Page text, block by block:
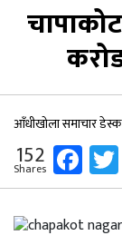
आँधीखोला समाचार डेस्क
152
Shares